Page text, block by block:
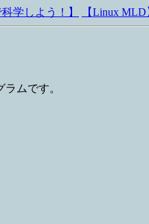
科学しよう！】 【Linux MLD
ムです。